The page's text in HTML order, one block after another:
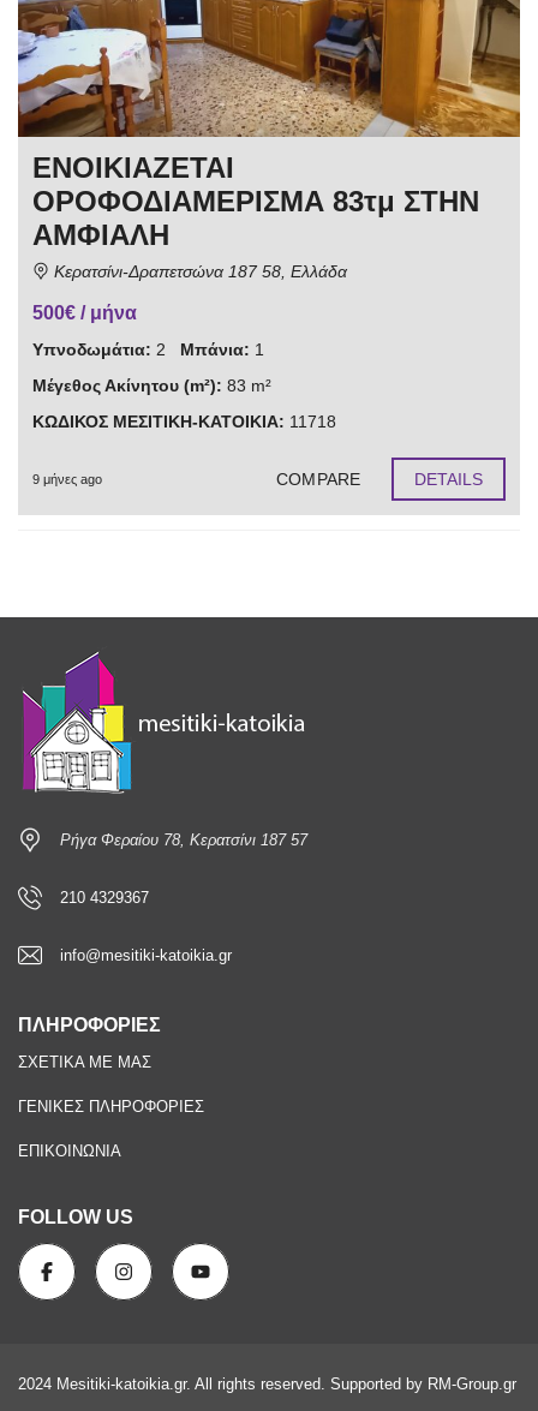
ΕΝΟΙΚΙΑΖΕΤΑΙ
ΟΡΟΦΟΔΙΑΜΕΡΙΣΜΑ 83τμ ΣΤΗΝ
ΑΜΦΙΑΛΗ
Κερατσίνι-Δραπετσώνα 187 58, Ελλάδα
500€ / μήνα
Υπνοδωμάτια: 2 Μπάνια: 1
Μέγεθος Ακίνητου (m²): 83 m²
ΚΩΔΙΚΟΣ ΜΕΣΙΤΙΚΗ-ΚΑΤΟΙΚΙΑ: 11718
9 μήνες ago COMPARE DETAILS
Ρήγα Φεραίου 78, Κερατσίνι 187 57
210 4329367
info@mesitiki-katoikia.gr
ΠΛΗΡΟΦΟΡΙΕΣ
ΣΧΕΤΙΚΑ ΜΕ ΜΑΣ
ΓΕΝΙΚΕΣ ΠΛΗΡΟΦΟΡΙΕΣ
ΕΠΙΚΟΙΝΩΝΙΑ
FOLLOW US
2024 Mesitiki-katoikia.gr. All rights reserved. Supported by RM-Group.gr